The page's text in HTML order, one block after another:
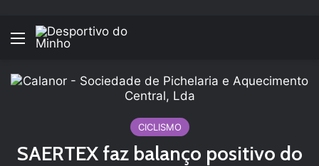
Menu
CICLISMO
SAERTEX faz balanço positivo do